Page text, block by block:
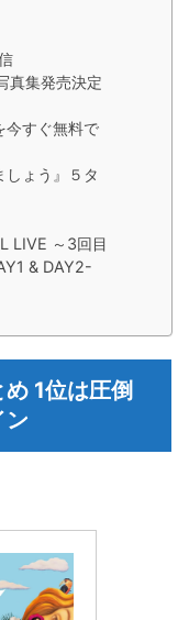
真集発売決定
今すぐ無料で
ょう』５タ
LIVE ～3回目
& DAY2-
1位は圧倒
ン